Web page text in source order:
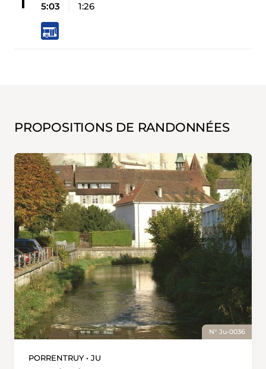
5:03
1:26
PROPOSITIONS DE RANDONNÉES
N° Ju-0036
PORRENTRUY • JU